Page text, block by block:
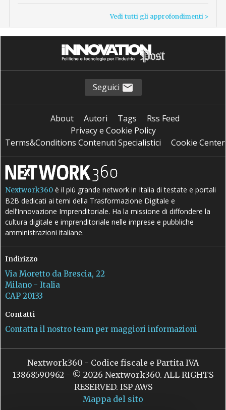
Vedi tutti gli approfondimenti >
Seguici
About Autori Tags
Rss Feed
Privacy e Cookie Policy
Terms&Conditions Contenuti Specialistici
Cookie Center
Nextwork360 è il più grande network in Italia di testate e portali
B2B dedicati ai temi della Trasformazione Digitale e
dell’Innovazione Imprenditoriale. Ha la missione di diffondere la
cultura digitale e imprenditoriale nelle imprese e pubbliche
amministrazioni italiane.
Indirizzo
Via Moretto da Brescia, 22
Milano - Italia
CAP 20133
Contatti
Contatta il nostro team per maggiori informazioni
Nextwork360 - Codice fiscale e Partita IVA
13868590962 - © 2026 Nextwork360. ALL RIGHTS
RESERVED. ISP AWS
Mappa del sito